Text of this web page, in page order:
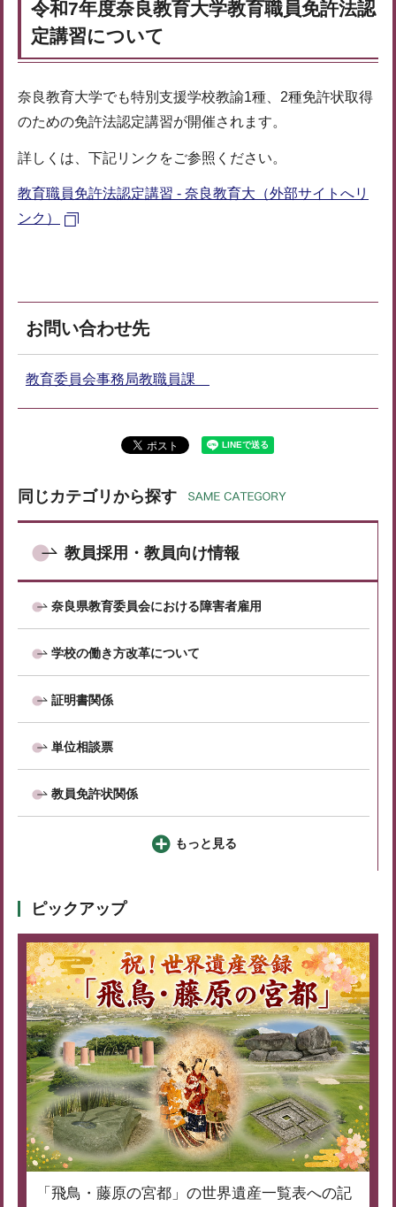
令和7年度奈良教育大学教育職員免許法認
定講習について
奈良教育大学でも特別支援学校教諭1種、2種免許状取得
のための免許法認定講習が開催されます。
詳しくは、下記リンクをご参照ください。
教育職員免許法認定講習 - 奈良教育大（外部サイトへリ
ンク）
お問い合わせ先
教育委員会事務局教職員課
同じカテゴリから探す
教員採用・教員向け情報
奈良県教育委員会における障害者雇用
学校の働き方改革について
証明書関係
単位相談票
教員免許状関係
もっと見る
ピックアップ
「飛鳥・藤原の宮都」の世界遺産一覧表への記